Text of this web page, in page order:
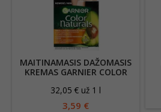
MAITINAMASIS DAŽOMASIS
KREMAS GARNIER COLOR
32,05 € už 1 l
3,59 €